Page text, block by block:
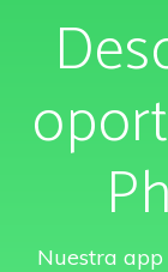
Nuestra